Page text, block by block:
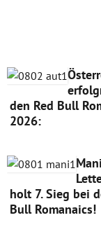
den Red Bull
2026:
Mani
holt 7. Sieg bei
Bull Romanaics!